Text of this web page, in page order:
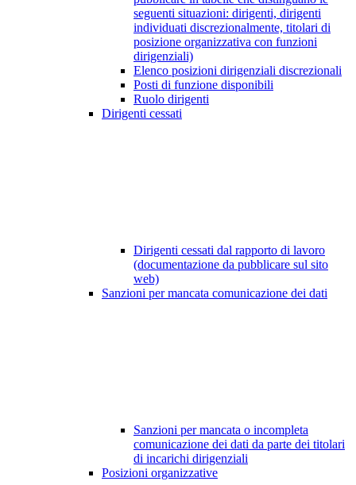
seguenti situazioni: dirigenti, dirigenti
individuati discrezionalmente, titolari di
posizione organizzativa con funzioni
dirigenziali)
Elenco posizioni dirigenziali discrezionali
Posti di funzione disponibili
Ruolo dirigenti
Dirigenti cessati
Dirigenti cessati dal rapporto di lavoro
(documentazione da pubblicare sul sito
web)
Sanzioni per mancata comunicazione dei dati
Sanzioni per mancata o incompleta
comunicazione dei dati da parte dei titolari
di incarichi dirigenziali
Posizioni organizzative